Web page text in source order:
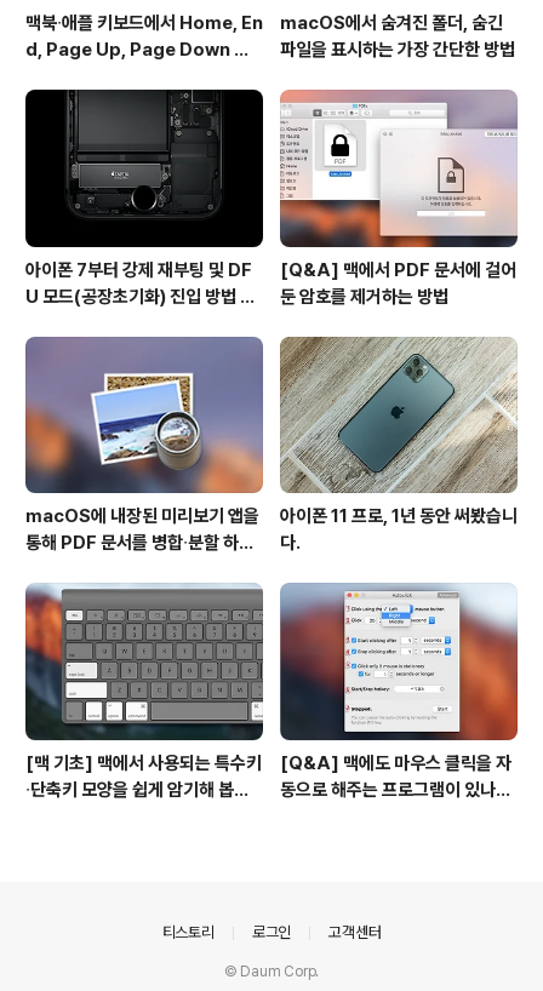
맥북∙애플 키보드에서 Home, En
d, Page Up, Page Down 키
macOS에서 숨겨진 폴더, 숨긴
파일을 표시하는 가장 간단한 방법
아이폰 7부터 강제 재부팅 및 DF
U 모드(공장초기화) 진입 방법 변
[Q&A] 맥에서 PDF 문서에 걸어
둔 암호를 제거하는 방법
macOS에 내장된 미리보기 앱을
통해 PDF 문서를 병합∙분할 하는
아이폰 11 프로, 1년 동안 써봤습니
다.
[맥 기초] 맥에서 사용되는 특수키
∙단축키 모양을 쉽게 암기해 봅시
[Q&A] 맥에도 마우스 클릭을 자
동으로 해주는 프로그램이 있나
티스토리 로그인 고객센터
© Daum Corp.